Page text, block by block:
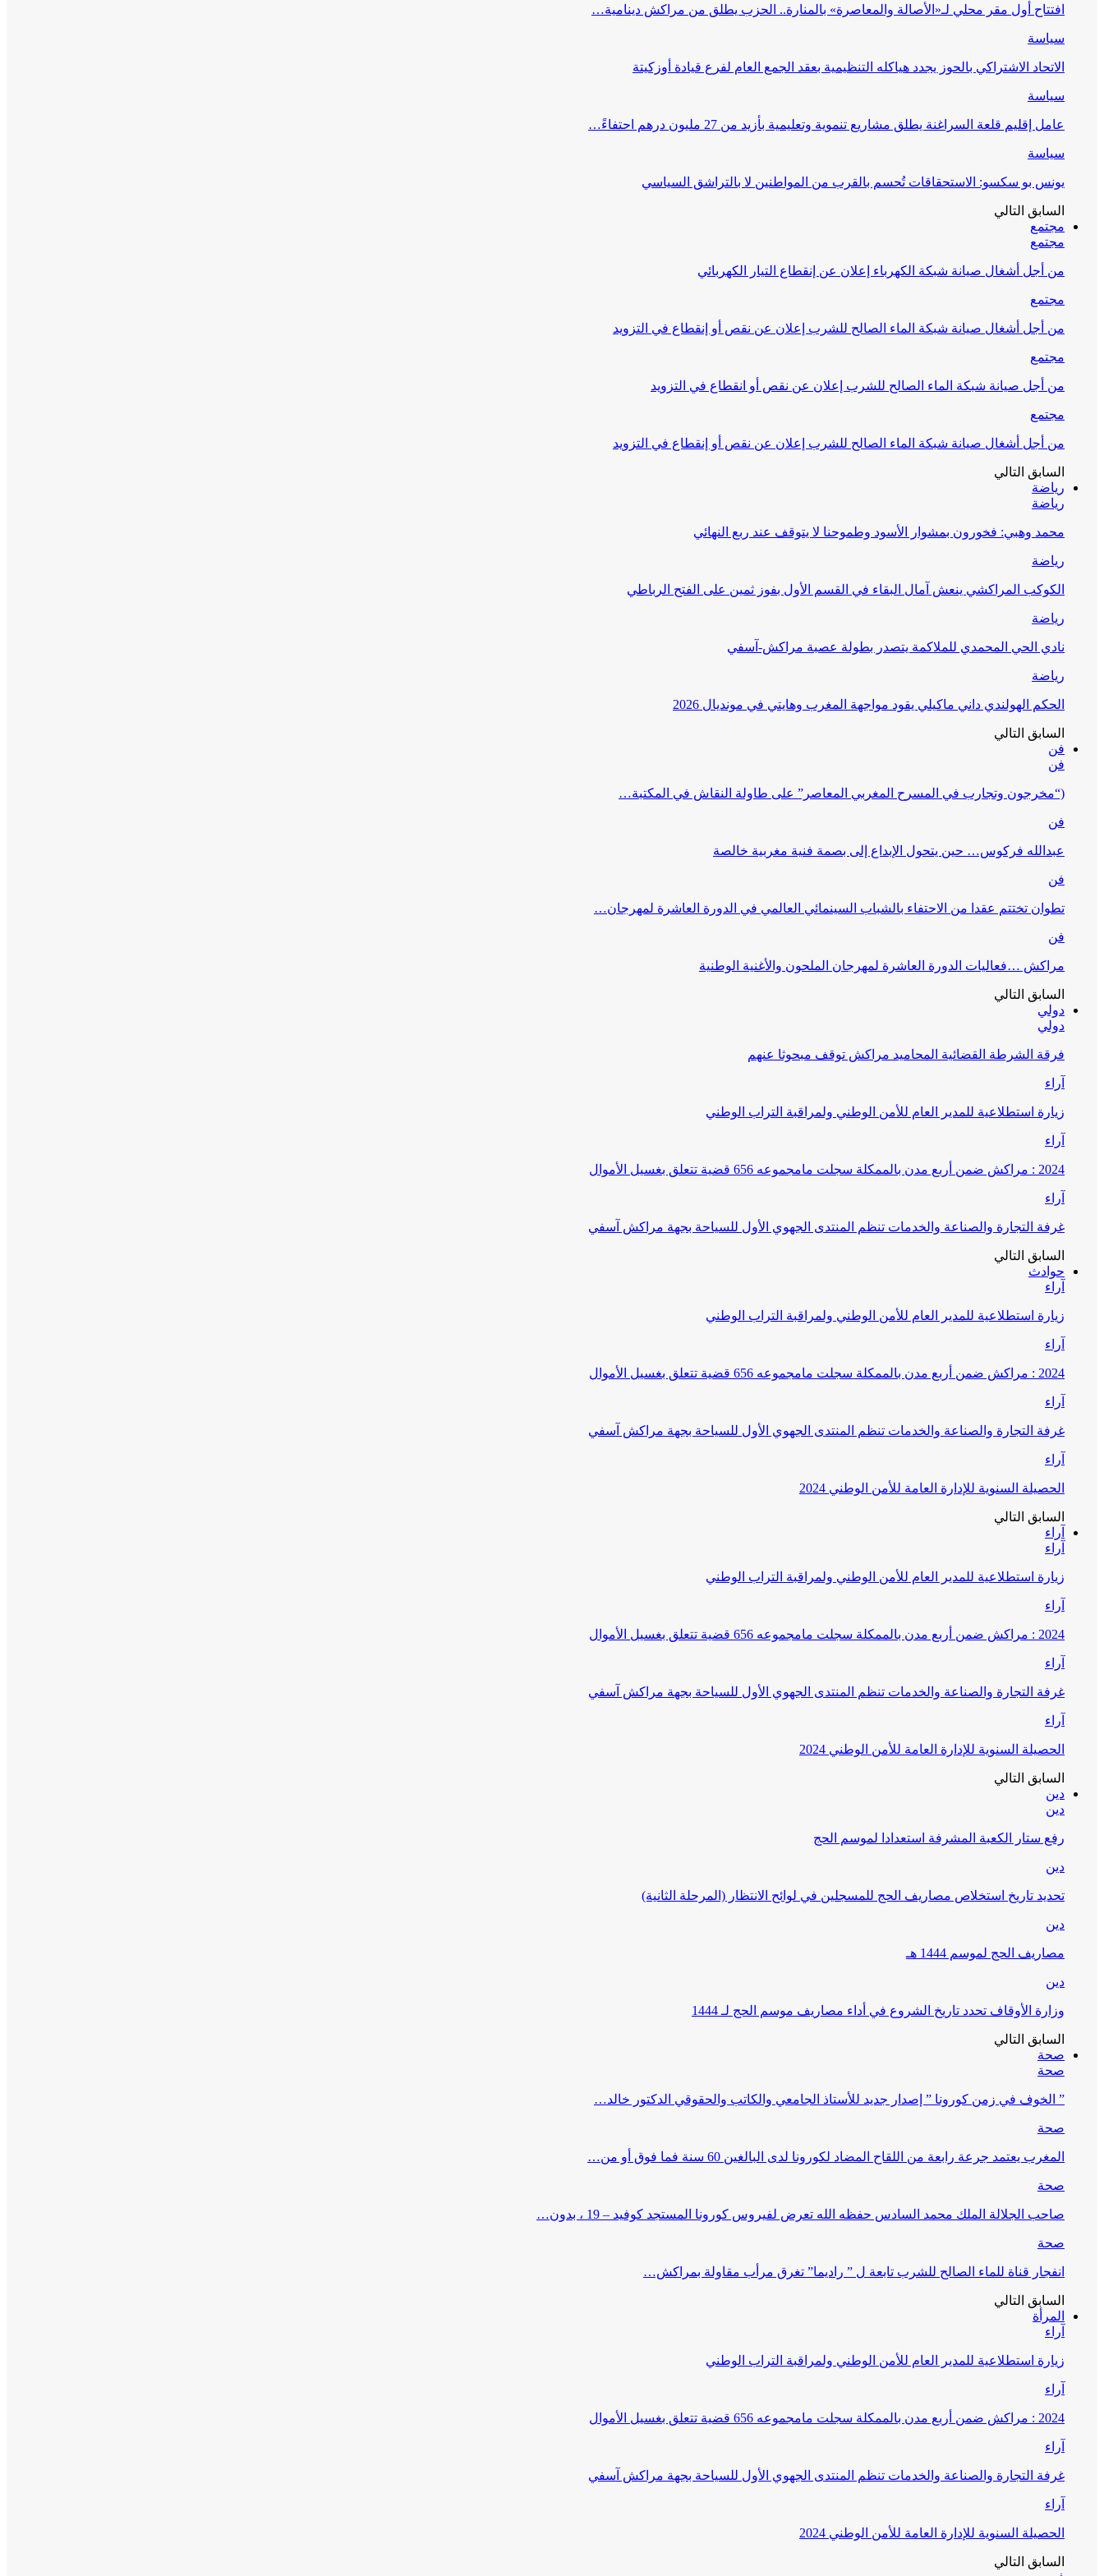
افتتاح أول مقر محلي لـ«الأصالة والمعاصرة» بالمنارة.. الحزب يطلق من مراكش دينامية…
سياسة
الاتحاد الاشتراكي بالحوز يجدد هياكله التنظيمية بعقد الجمع العام لفرع قيادة أوزكيتة
سياسة
عامل إقليم قلعة السراغنة يطلق مشاريع تنموية وتعليمية بأزيد من 27 مليون درهم احتفاءً…
سياسة
يونس بو سكسو: الاستحقاقات تُحسم بالقرب من المواطنين لا بالتراشق السياسي
السابق التالي
مجتمع
مجتمع
من أجل أشغال صيانة شبكة الكهرباء إعلان عن إنقطاع التيار الكهربائي
مجتمع
من أجل أشغال صيانة شبكة الماء الصالح للشرب إعلان عن نقص أو إنقطاع في التزويد
مجتمع
من أجل صيانة شبكة الماء الصالح للشرب إعلان عن نقص أو انقطاع في التزويد
مجتمع
من أجل أشغال صيانة شبكة الماء الصالح للشرب إعلان عن نقص أو إنقطاع في التزويد
السابق التالي
رياضة
رياضة
محمد وهبي: فخورون بمشوار الأسود وطموحنا لا يتوقف عند ربع النهائي
رياضة
الكوكب المراكشي ينعش آمال البقاء في القسم الأول بفوز ثمين على الفتح الرباطي
رياضة
نادي الحي المحمدي للملاكمة يتصدر بطولة عصبة مراكش-آسفي
رياضة
الحكم الهولندي داني ماكيلي يقود مواجهة المغرب وهايتي في مونديال 2026
السابق التالي
فن
فن
(“مخرجون وتجارب في المسرح المغربي المعاصر” على طاولة النقاش في المكتبة…
فن
عبدالله فركوس… حين يتحول الإبداع إلى بصمة فنية مغربية خالصة
فن
تطوان تختتم عقدا من الاحتفاء بالشباب السينمائي العالمي في الدورة العاشرة لمهرجان…
فن
مراكش …فعاليات الدورة العاشرة لمهرجان الملحون والأغنية الوطنية
السابق التالي
دولي
دولي
فرقة الشرطة القضائية المحاميد مراكش توقف مبحوثا عنهم
آراء
زيارة استطلاعية للمدير العام للأمن الوطني ولمراقبة التراب الوطني
آراء
2024 : مراكش ضمن أربع مدن بالممكلة سجلت مامجموعه 656 قضية تتعلق بغسيل الأموال
آراء
غرفة التجارة والصناعة والخدمات تنظم المنتدى الجهوي الأول للسياحة بجهة مراكش آسفي
السابق التالي
حوادث
آراء
زيارة استطلاعية للمدير العام للأمن الوطني ولمراقبة التراب الوطني
آراء
2024 : مراكش ضمن أربع مدن بالممكلة سجلت مامجموعه 656 قضية تتعلق بغسيل الأموال
آراء
غرفة التجارة والصناعة والخدمات تنظم المنتدى الجهوي الأول للسياحة بجهة مراكش آسفي
آراء
الحصيلة السنوية للإدارة العامة للأمن الوطني 2024
السابق التالي
آراء
آراء
زيارة استطلاعية للمدير العام للأمن الوطني ولمراقبة التراب الوطني
آراء
2024 : مراكش ضمن أربع مدن بالممكلة سجلت مامجموعه 656 قضية تتعلق بغسيل الأموال
آراء
غرفة التجارة والصناعة والخدمات تنظم المنتدى الجهوي الأول للسياحة بجهة مراكش آسفي
آراء
الحصيلة السنوية للإدارة العامة للأمن الوطني 2024
السابق التالي
دين
دين
رفع ستار الكعبة المشرفة استعدادا لموسم الحج
دين
تحديد تاريخ استخلاص مصاريف الحج للمسجلين في لوائح الانتظار (المرحلة الثانية)
دين
مصاريف الحج لموسم 1444 هـ
دين
وزارة الأوقاف تحدد تاريخ الشروع في أداء مصاريف موسم الحج لـ 1444
السابق التالي
صحة
صحة
” الخوف في زمن كورونا ” إصدار جديد للأستاذ الجامعي والكاتب والحقوقي الدكتور خالد…
صحة
المغرب يعتمد جرعة رابعة من اللقاح المضاد لكورونا لدى البالغين 60 سنة فما فوق أو من…
صحة
صاحب الجلالة الملك محمد السادس حفظه الله تعرض لفيروس كورونا المستجد كوفيد – 19 ، بدون…
صحة
انفجار قناة للماء الصالح للشرب تابعة ل ” راديما” تغرق مرأب مقاولة بمراكش…
السابق التالي
المرأة
آراء
زيارة استطلاعية للمدير العام للأمن الوطني ولمراقبة التراب الوطني
آراء
2024 : مراكش ضمن أربع مدن بالممكلة سجلت مامجموعه 656 قضية تتعلق بغسيل الأموال
آراء
غرفة التجارة والصناعة والخدمات تنظم المنتدى الجهوي الأول للسياحة بجهة مراكش آسفي
آراء
الحصيلة السنوية للإدارة العامة للأمن الوطني 2024
السابق التالي